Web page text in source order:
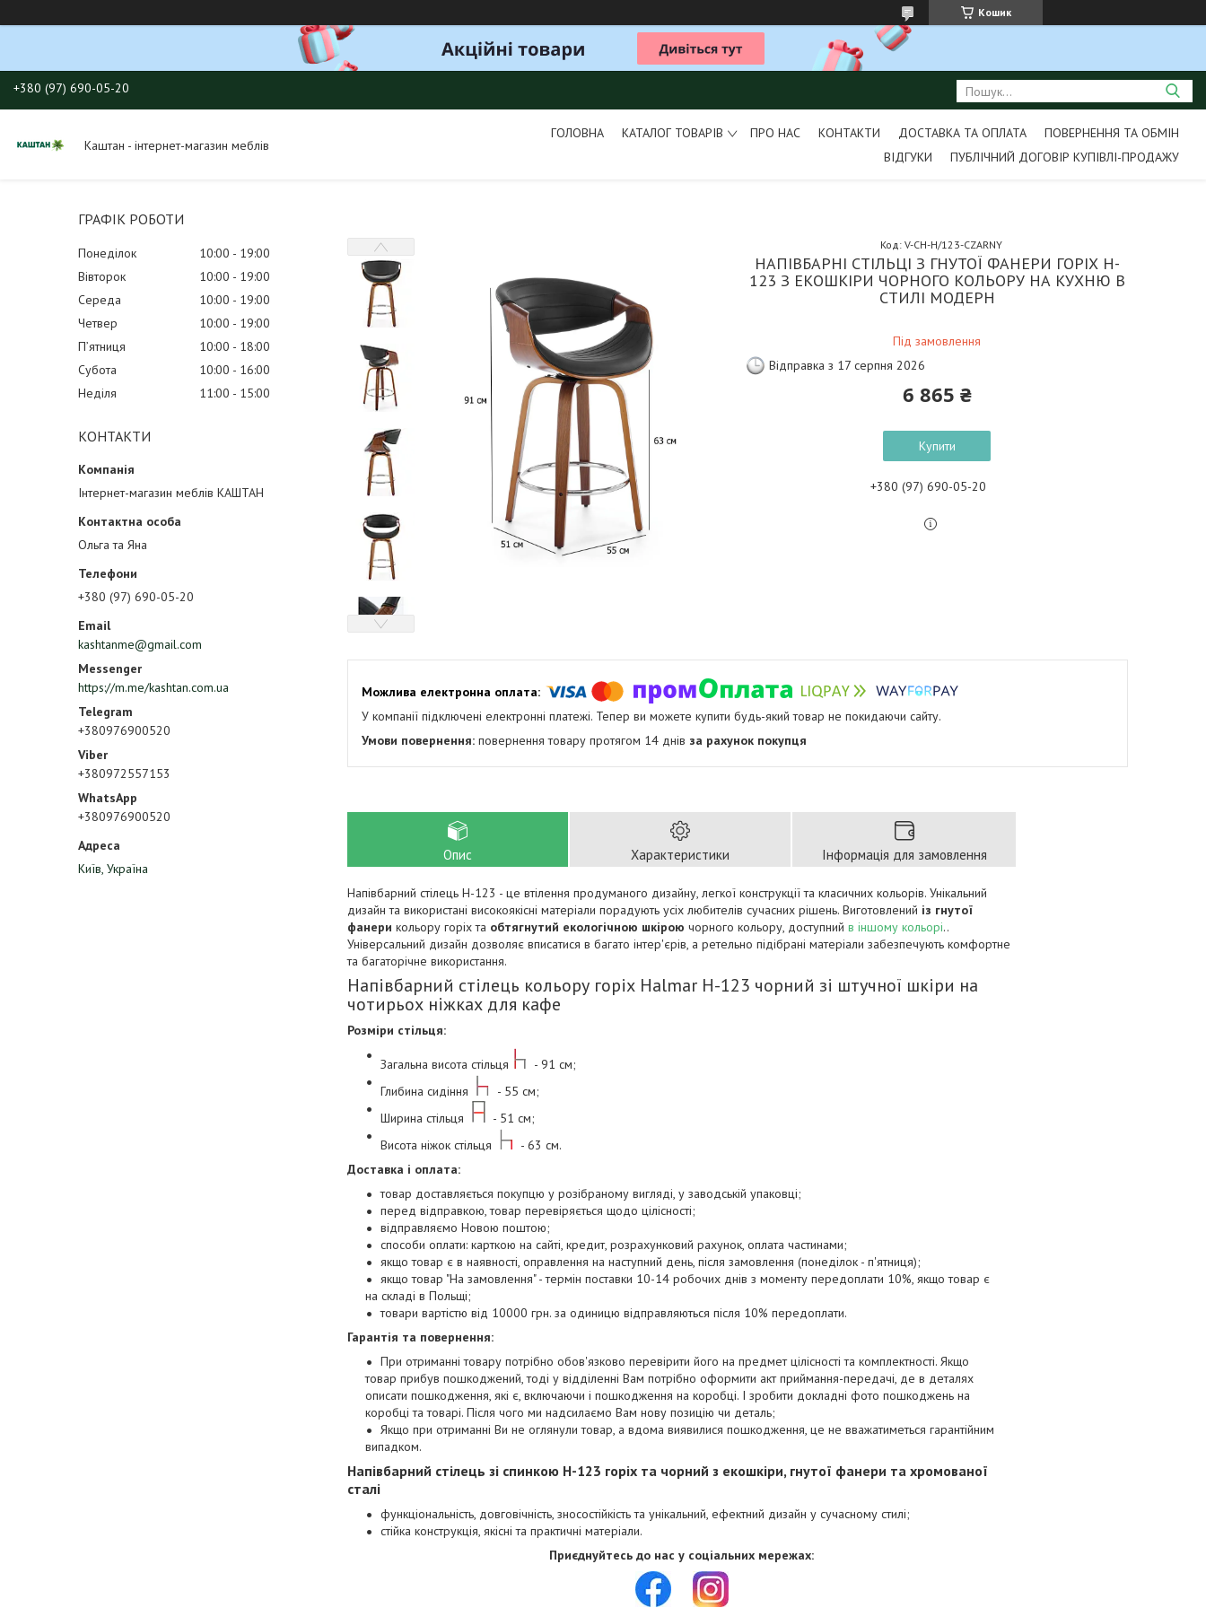
Кошик
+380 (97) 690-05-20
Каштан - інтернет-магазин меблів
ГОЛОВНА КАТАЛОГ ТОВАРІВ ПРО НАС КОНТАКТИ ДОСТАВКА ТА ОПЛАТА
ПОВЕРНЕННЯ ТА ОБМІН
ВІДГУКИ
ПУБЛІЧНИЙ ДОГОВІР КУПІВЛІ-ПРОДАЖУ
ГРАФІК РОБОТИ
Понеділок 10:00
19:00
Вівторок
10:00
19:00
Середа
10:00
19:00
Четвер
10:00
19:00
Пʼятниця
10:00
18:00
Субота
10:00
16:00
Неділя
11:00 15:00
КОНТАКТИ
Інтернет-магазин меблів КАШТАН
Ольга та Яна
+380 (97) 690-05-20
kashtanme@gmail.com
https://m.me/kashtan.com.ua
+380976900520
+380972557153
+380976900520
Київ, Україна
НАПІВБАРНІ СТІЛЬЦІ З ГНУТОЇ ФАНЕРИ ГОРІХ H-
123 З ЕКОШКІРИ ЧОРНОГО КОЛЬОРУ НА КУХНЮ В
СТИЛІ МОДЕРН
Під замовлення
Код:V-CH-H/123-CZARNY
Відправка з 17 серпня 2026
6 865 ₴
Купити
+380 (97) 690-05-20
У компанії підключені електронні платежі. Тепер ви можете купити будь-який товар не покидаючи сайту.
повернення товару протягом 14 днів за рахунок покупця
Опис Характеристики Інформація для замовлення
Напівбарний стілець H-123 - це втілення продуманого дизайну, легкої конструкції та класичних кольорів. Унікальний
дизайн та використані високоякісні матеріали порадують усіх любителів сучасних рішень. Виготовлений із гнутої
фанери кольору горіх та обтягнутий екологічною шкірою чорного кольору, доступний в іншому кольорі..
Універсальний дизайн дозволяє вписатися в багато інтер'єрів, а ретельно підібрані матеріали забезпечують комфортне
та багаторічне використання.
Напівбарний стілець кольору горіх Halmar H-123 чорний зі штучної шкіри на
чотирьох ніжках для кафе
Розміри стільця:
Загальна висота стільця
- 91 см;
Глибина сидіння
- 55 см;
Ширина стільця
- 51 см;
Висота ніжок стільця
- 63 см.
Доставка і оплата:
товар доставляється покупцю у розібраному вигляді, у заводській упаковці;
перед відправкою, товар перевіряється щодо цілісності;
відправляємо Новою поштою;
способи оплати: карткою на сайті, кредит, розрахунковий рахунок, оплата частинами;
якщо товар є в наявності, оправлення на наступний день, після замовлення (понеділок - п'ятниця);
якщо товар "На замовлення" - термін поставки 10-14 робочих днів з моменту передоплати 10%, якщо товар є
на складі в Польщі;
товари вартістю від 10000 грн. за одиницю відправляються після 10% передоплати.
Гарантія та повернення:
При отриманні товару потрібно обов'язково перевірити його на предмет цілісності та комплектності. Якщо
товар прибув пошкоджений, тоді у відділенні Вам потрібно оформити акт приймання-передачі, де в деталях
описати пошкодження, які є, включаючи і пошкодження на коробці. І зробити докладні фото пошкоджень на
коробці та товарі. Після чого ми надсилаємо Вам нову позицію чи деталь;
Якщо при отриманні Ви не оглянули товар, а вдома виявилися пошкодження, це не вважатиметься гарантійним
випадком.
Напівбарний стілець зі спинкою H-123 горіх та чорний з екошкіри, гнутої фанери та хромованої
сталі
функціональність, довговічність, зносостійкість та унікальний, ефектний дизайн у сучасному стилі;
стійка конструкція, якісні та практичні матеріали.
Приєднуйтесь до нас у соціальних мережах: